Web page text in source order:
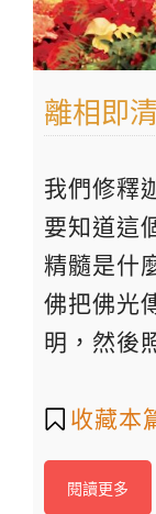
離相即
我們修釋
要知道這
精髓是什
佛把佛光
明，然後
收藏本
閱讀更多